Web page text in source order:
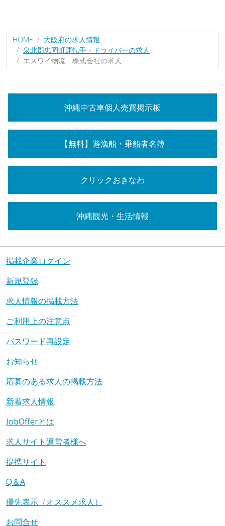
HOME
大阪府の求人情報
泉北郡忠岡町運転手・ドライバーの求人
エスワイ物流 株式会社の求人
沖縄中古車個人売買掲示板
【無料】遊漁船・乗船者名簿
クリックおきなわ
沖縄観光・生活情報
掲載企業ログイン
新規登録
求人情報の掲載方法
ご利用上の注意点
パスワード再設定
お知らせ
応募のある求人の掲載方法
新着求人情報
JobOfferとは
求人サイト運営者様へ
提携サイト
Q＆A
優先表示（オススメ求人）
お問合せ